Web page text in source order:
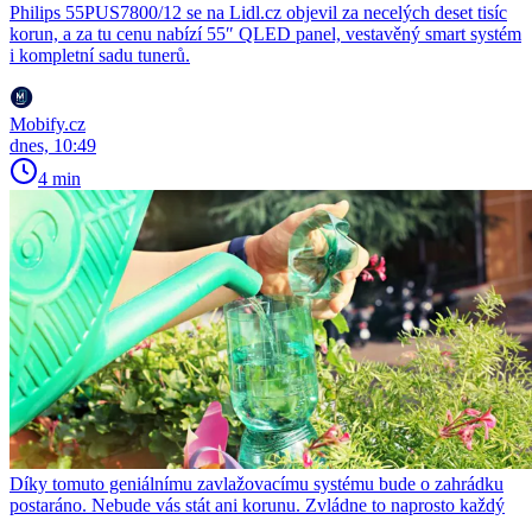
Philips 55PUS7800/12 se na Lidl.cz objevil za necelých deset tisíc
korun, a za tu cenu nabízí 55″ QLED panel, vestavěný smart systém
i kompletní sadu tunerů.
Mobify.cz
dnes, 10:49
4 min
Díky tomuto geniálnímu zavlažovacímu systému bude o zahrádku
postaráno. Nebude vás stát ani korunu. Zvládne to naprosto každý